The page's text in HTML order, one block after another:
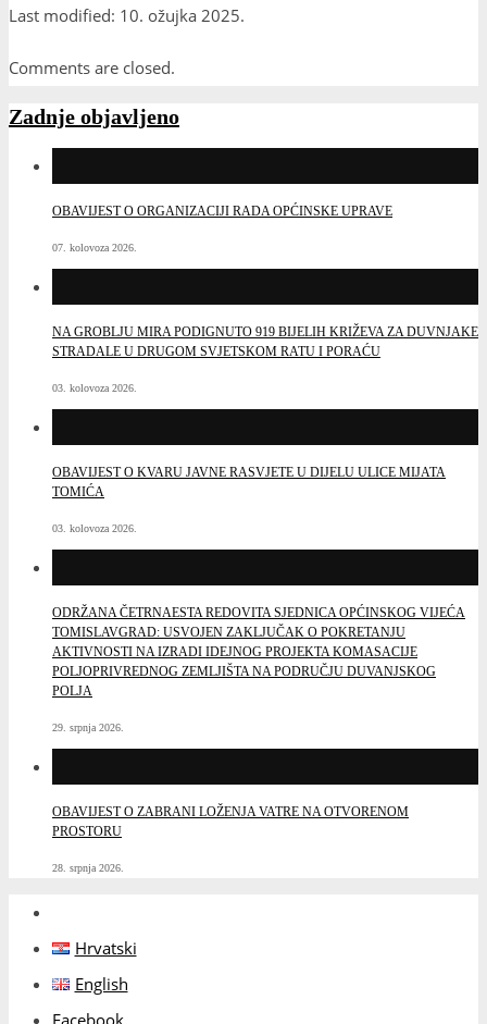
Last modified: 10. ožujka 2025.
Comments are closed.
Zadnje objavljeno
OBAVIJEST O ORGANIZACIJI RADA OPĆINSKE UPRAVE
07. kolovoza 2026.
NA GROBLJU MIRA PODIGNUTO 919 BIJELIH KRIŽEVA ZA DUVNJAKE
STRADALE U DRUGOM SVJETSKOM RATU I PORAĆU
03. kolovoza 2026.
OBAVIJEST O KVARU JAVNE RASVJETE U DIJELU ULICE MIJATA
TOMIĆA
03. kolovoza 2026.
ODRŽANA ČETRNAESTA REDOVITA SJEDNICA OPĆINSKOG VIJEĆA
TOMISLAVGRAD: USVOJEN ZAKLJUČAK O POKRETANJU
AKTIVNOSTI NA IZRADI IDEJNOG PROJEKTA KOMASACIJE
POLJOPRIVREDNOG ZEMLJIŠTA NA PODRUČJU DUVANJSKOG
POLJA
29. srpnja 2026.
OBAVIJEST O ZABRANI LOŽENJA VATRE NA OTVORENOM
PROSTORU
28. srpnja 2026.
Hrvatski
English
Facebook